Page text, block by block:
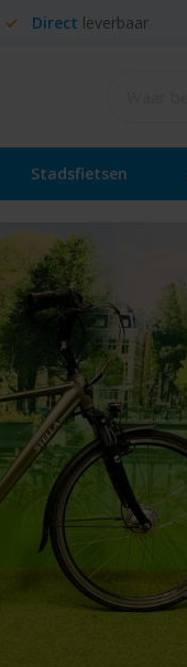
Direct leverbaar
Stadsfietsen